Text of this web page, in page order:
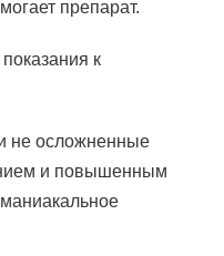
препарат.
к
не осложненные
и повышенным